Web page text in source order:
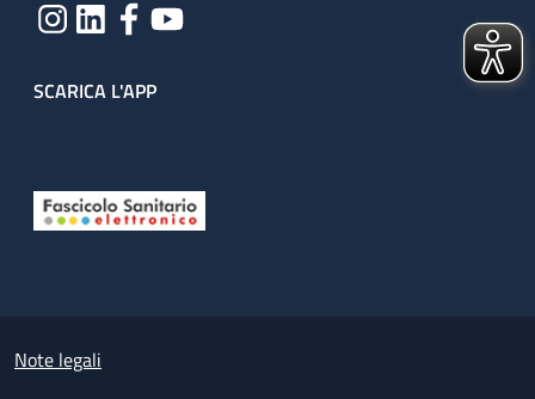
SCARICA L'APP
Small prints
Note legali